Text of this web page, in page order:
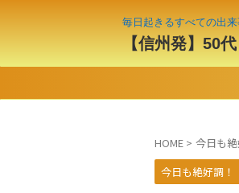
毎日起きるすべての出来
【信州発】50
HOME > 今日も絶
今日も絶好調！